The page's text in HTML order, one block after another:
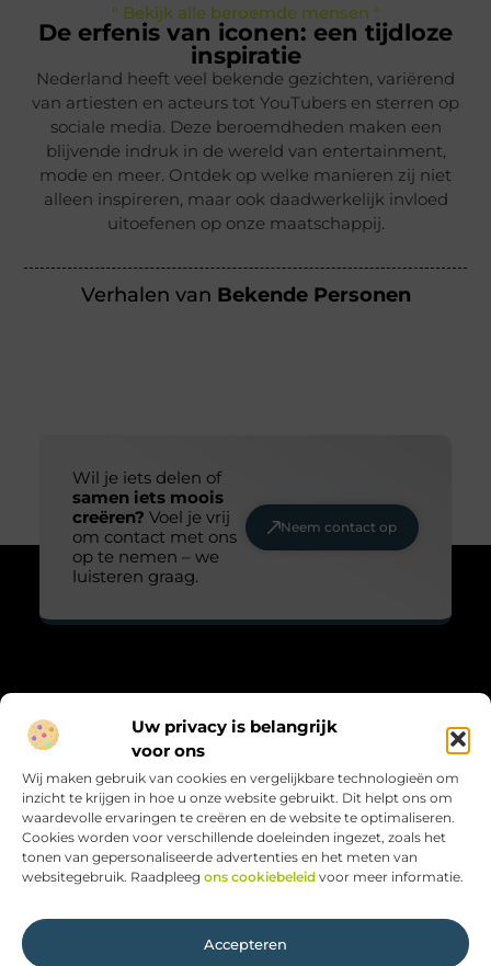
Uw privacy is belangrijk
voor ons
Wij maken gebruik van cookies en vergelijkbare technologieën om
inzicht te krijgen in hoe u onze website gebruikt. Dit helpt ons om
waardevolle ervaringen te creëren en de website te optimaliseren.
Cookies worden voor verschillende doeleinden ingezet, zoals het
tonen van gepersonaliseerde advertenties en het meten van
websitegebruik. Raadpleeg ons cookiebeleid voor meer informatie.
Accepteren
" Bekijk alle beroemde mensen "
De erfenis van iconen: een tijdloze
inspiratie
Nederland heeft veel bekende gezichten, variërend
van artiesten en acteurs tot YouTubers en sterren op
sociale media. Deze beroemdheden maken een
blijvende indruk in de wereld van entertainment,
mode en meer. Ontdek op welke manieren zij niet
alleen inspireren, maar ook daadwerkelijk invloed
uitoefenen op onze maatschappij.
Verhalen van Bekende Personen
Wil je iets delen of
samen iets moois
creëren? Voel je vrij
om contact met ons
op te nemen – we
luisteren graag.
Neem contact op
“Zacht, krachtig en met aandacht.”
Kleine verhalen met grote betekenis, geschreven met hart en
ziel.
Bericht categorie